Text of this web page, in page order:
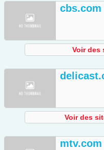
cbs.com
Voir des
Voir des
mtv.com